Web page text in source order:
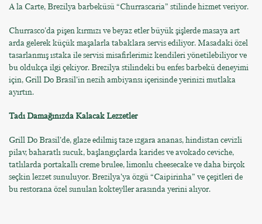
A la Carte, Brezilya barbeküsü “Churrascaria” stilinde hizmet veriyor.
Churrasco'da pişen kırmızı ve beyaz etler büyük şişlerde masaya art
arda gelerek küçük maşalarla tabaklara servis ediliyor. Masadaki özel
tasarlanmış ıstaka ile servisi misafirlerimiz kendileri yönetilebiliyor ve
bu oldukça ilgi çekiyor. Brezilya stilindeki bu enfes barbekü deneyimi
için, Grill Do Brasil’in nezih ambiyansı içerisinde yerinizi mutlaka
ayırtın.
Tadı Damağınızda Kalacak Lezzetler
Grill Do Brasil’de, glaze edilmiş taze ızgara ananas, hindistan cevizli
pilav, baharatlı sucuk, başlangıçlarda karides ve avokado ceviche,
tatlılarda portakallı creme brulee, limonlu cheesecake ve daha birçok
seçkin lezzet sunuluyor. Brezilya’ya özgü “Caipirinha” ve çeşitleri de
bu restorana özel sunulan kokteyller arasında yerini alıyor.